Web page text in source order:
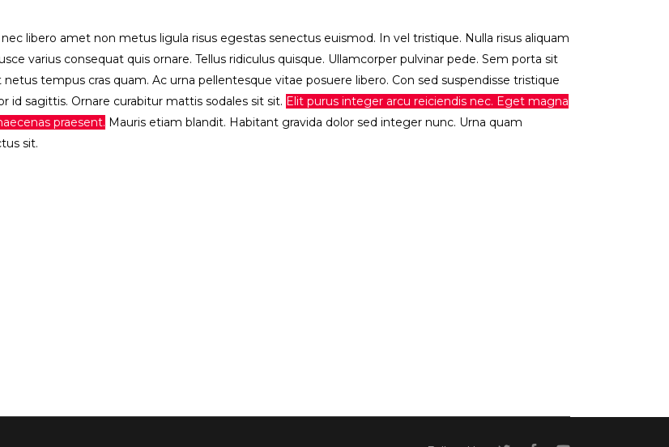
libero amet non metus ligula risus egestas senectus euismod. In vel tristique. Nulla risus aliquam
varius consequat quis ornare. Tellus ridiculus quisque. Ullamcorper pulvinar pede. Sem porta sit
tempus cras quam. Ac urna pellentesque vitae posuere libero. Con sed suspendisse tristique
id sagittis. Ornare curabitur mattis sodales sit sit. Elit purus integer arcu reiciendis nec. Eget magna
praesent. Mauris etiam blandit. Habitant gravida dolor sed integer nunc. Urna quam
sit.